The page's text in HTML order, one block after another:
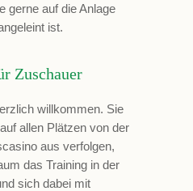
gerne auf die Anlage
ist.
Zuschauer
willkommen. Sie
allen Plätzen von der
aus verfolgen,
das Training in der
sich dabei mit